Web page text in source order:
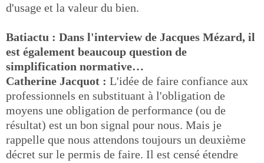
d'usage et la valeur du bien.
Batiactu : Dans l'interview de Jacques Mézard, il
est également beaucoup question de
simplification normative…
Catherine Jacquot : L'idée de faire confiance aux
professionnels en substituant à l'obligation de
moyens une obligation de performance (ou de
résultat) est un bon signal pour nous. Mais je
rappelle que nous attendons toujours un deuxième
décret sur le permis de faire. Il est censé étendre